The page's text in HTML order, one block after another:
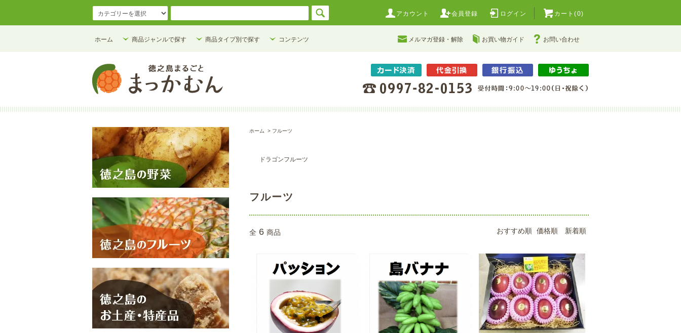
アカウント 会員登録 ログイン カート(0)
ホーム 商品ジャンルで探す 商品タイプ別で探す コンテンツ メルマガ登録・解除 お買い物ガイド お問い合わせ
ホーム > フルーツ
ドラゴンフルーツ
フルーツ
全 6 商品 おすすめ順 価格順 新着順